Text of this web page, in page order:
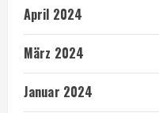
April 2024
März 2024
Januar 2024